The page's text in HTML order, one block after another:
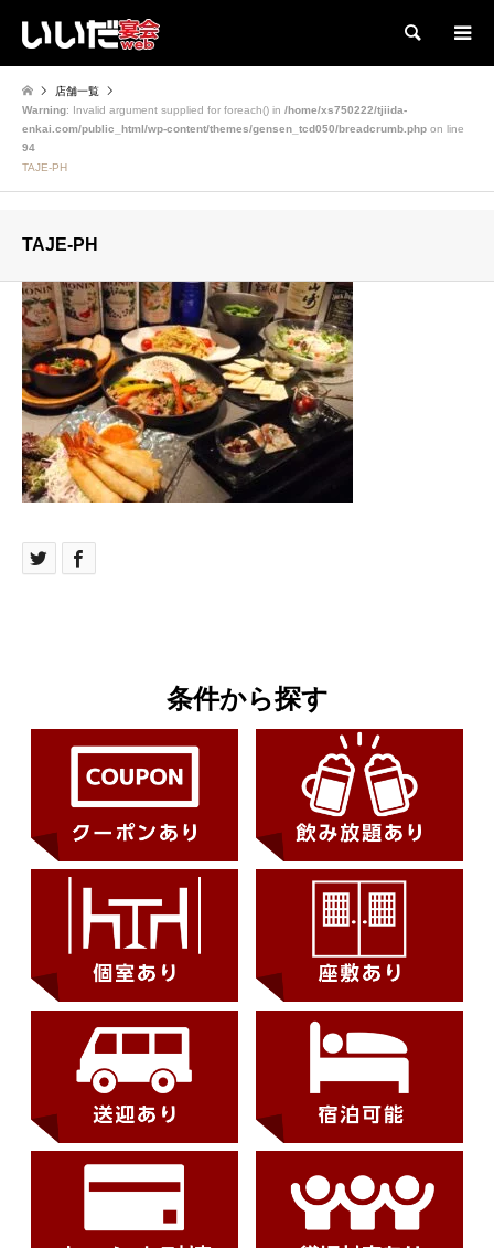
検索
店舗一覧
Warning: Invalid argument supplied for foreach() in /home/xs750222/tjiida-
enkai.com/public_html/wp-content/themes/gensen_tcd050/breadcrumb.php on line
94
TAJE-PH
TAJE-PH
条件から探す